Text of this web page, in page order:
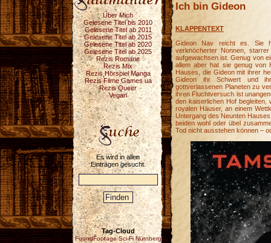
Über Mich
Gelesene Titel bis 2010
Gelesene Titel ab 2011
Gelesene Titel ab 2015
Gelesene Titel ab 2020
Gelesene Titel ab 2025
Rezis Romane
Rezis Mix
Rezis Hörspiel Manga
Rezis Filme Games ua
Rezis Queer
Vegan
Es wird in allen
Einträgen gesucht.
Tag-Cloud
FoundFootage Sci-Fi Nürnberg
Ich bin Gideon
KLAPPENTEXT
Gideon Nav reicht es. Sie
verknöcherter Nonnen,
aufgewachsen ist. Genug von
allem aber hat sie genug von
Hauses, die Gideon mit ihrer
Gideon ihr Schwert und
gottverlassenen Planeten zu
ihren Fluchtversuch ist
den kaiserlichen Hof
royalen Häuser, an einem
Untergang des Neunten
beiden wohl oder übel
Tod nicht ausstehen können –